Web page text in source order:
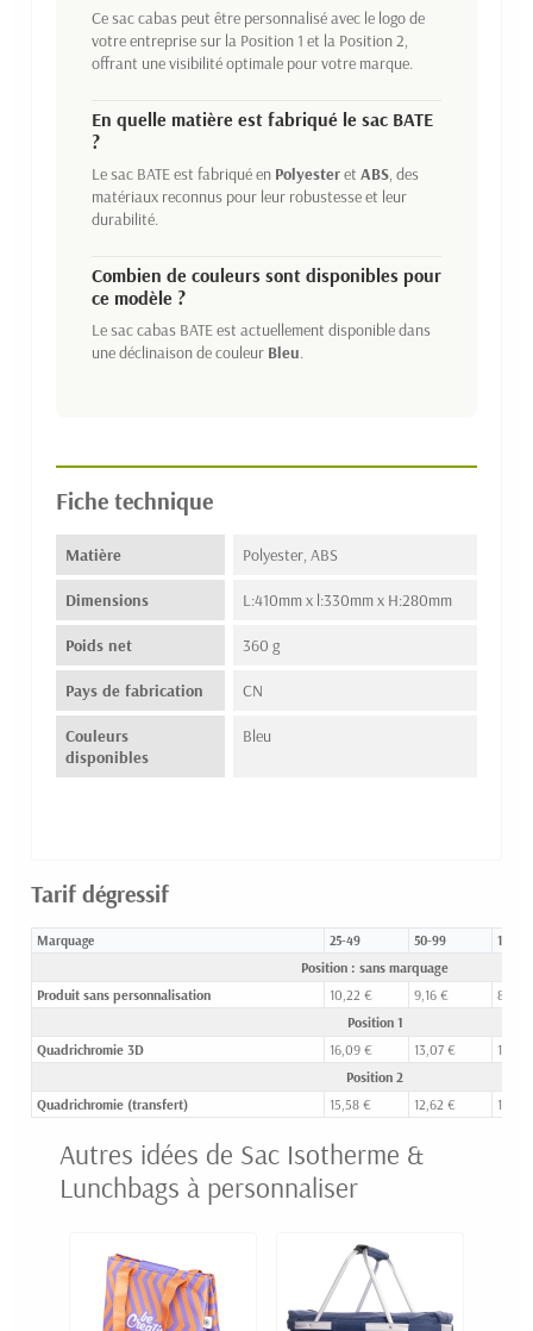
Ce sac cabas peut être personnalisé avec le logo de
votre entreprise sur la Position 1 et la Position 2,
offrant une visibilité optimale pour votre marque.
En quelle matière est fabriqué le sac BATE
?
Le sac BATE est fabriqué en Polyesteret ABS, des
matériaux reconnus pour leur robustesse et leur
durabilité.
Combien de couleurs sont disponibles pour
ce modèle ?
Le sac cabas BATE est actuellement disponible dans
une déclinaison de couleur Bleu.
Fiche technique
Matière Polyester, ABS
Dimensions L:410mm x l:330mm x H:280mm
Poids net 360 g
Pays de fabrication CN
Couleurs
disponibles
Bleu
Tarif dégressif
Marquage 25-49 50-99 100-
Position : sans marquage
Produit sans personnalisation
10,22 € 9,16 €
8,30
Position 1
Quadrichromie 3D
16,09 € 13,07 €
11,19 €
Position 2
Quadrichromie (transfert)
15,58 € 12,62 € 10,78
Autres idées de Sac Isotherme &
Lunchbags à personnaliser